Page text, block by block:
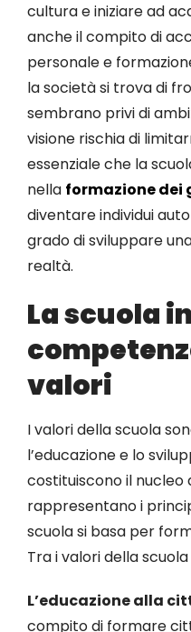
cultura e iniziare ad
anche il compito di
personale e
la società si trova di
sembrano privi di
visione rischia di
essenziale che la
nella formazione dei
diventare individui
grado di sviluppare
realtà.
La scuola
valori
I valori della scuola
l’educazione e lo
costituiscono il nucleo
rappresentano i
scuola si basa per
Tra i valori della scuola
L’educazione alla
compito di formare